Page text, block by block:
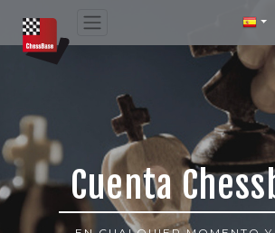
Cuenta